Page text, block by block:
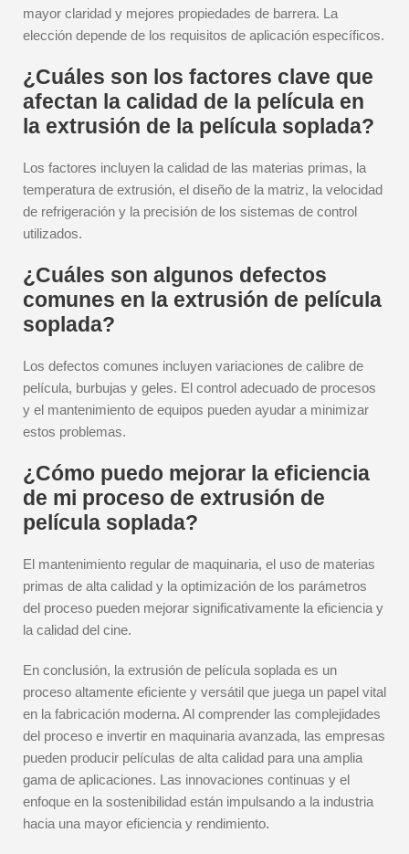
mayor claridad y mejores propiedades de barrera. La
elección depende de los requisitos de aplicación específicos.
¿Cuáles son los factores clave que
afectan la calidad de la película en
la extrusión de la película soplada?
Los factores incluyen la calidad de las materias primas, la
temperatura de extrusión, el diseño de la matriz, la velocidad
de refrigeración y la precisión de los sistemas de control
utilizados.
¿Cuáles son algunos defectos
comunes en la extrusión de película
soplada?
Los defectos comunes incluyen variaciones de calibre de
película, burbujas y geles. El control adecuado de procesos
y el mantenimiento de equipos pueden ayudar a minimizar
estos problemas.
¿Cómo puedo mejorar la eficiencia
de mi proceso de extrusión de
película soplada?
El mantenimiento regular de maquinaria, el uso de materias
primas de alta calidad y la optimización de los parámetros
del proceso pueden mejorar significativamente la eficiencia y
la calidad del cine.
En conclusión, la extrusión de película soplada es un
proceso altamente eficiente y versátil que juega un papel vital
en la fabricación moderna. Al comprender las complejidades
del proceso e invertir en maquinaria avanzada, las empresas
pueden producir películas de alta calidad para una amplia
gama de aplicaciones. Las innovaciones continuas y el
enfoque en la sostenibilidad están impulsando a la industria
hacia una mayor eficiencia y rendimiento.